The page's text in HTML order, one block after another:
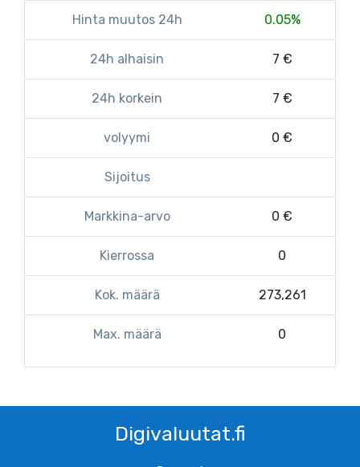
Hinta muutos 24h 0.05%
24h alhaisin 7 €
24h korkein 7 €
volyymi 0 €
Sijoitus
Markkina-arvo 0 €
Kierrossa 0
Kok. määrä 273,261
Max. määrä 0
Digivaluutat.fi